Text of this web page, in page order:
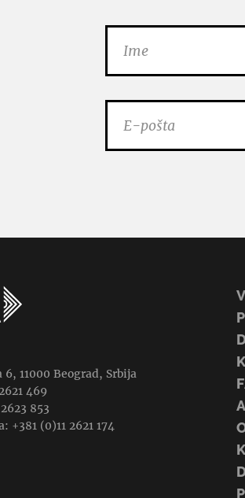
11000 Beograd, Srbija
469
853
+381 (0)11 2621 174